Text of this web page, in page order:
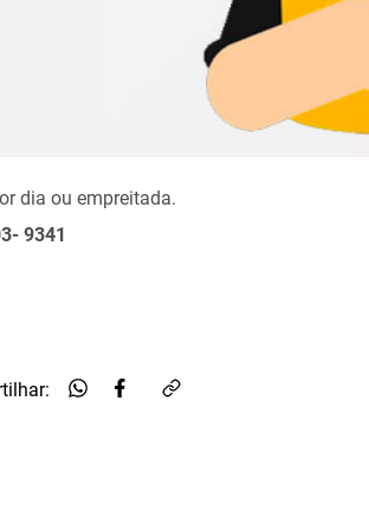
dia ou empreitada.
9341